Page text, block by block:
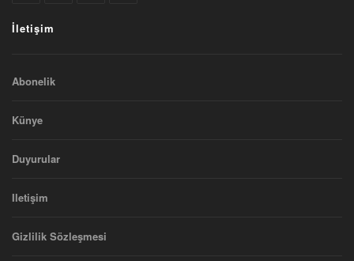
İletişim
Abonelik
Künye
Duyurular
Iletişim
Gizlilik Sözleşmesi